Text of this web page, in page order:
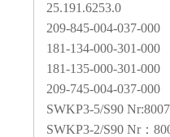
25.191.6253.0
209-845-004-037-000
181-134-000-301-000
181-135-000-301-000
209-745-004-037-000
SWKP3-5/S90
SWKP3-2/S90 Nr：